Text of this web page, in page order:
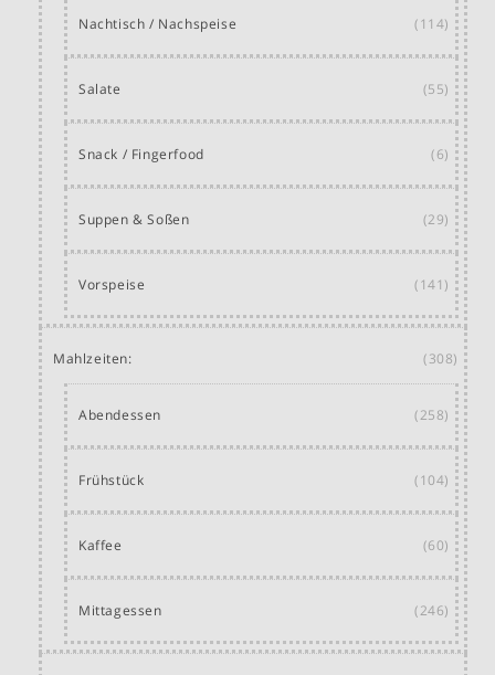
Nachtisch / Nachspeise (114)
Salate (55)
Snack / Fingerfood (6)
Suppen & Soßen (29)
Vorspeise (141)
Mahlzeiten: (308)
Abendessen (258)
Frühstück (104)
Kaffee (60)
Mittagessen (246)